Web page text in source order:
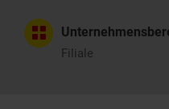
Filiale